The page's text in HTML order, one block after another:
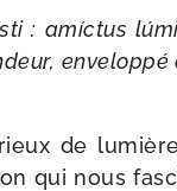
: amíc­tus
enve­lop­pé
de
qui nous